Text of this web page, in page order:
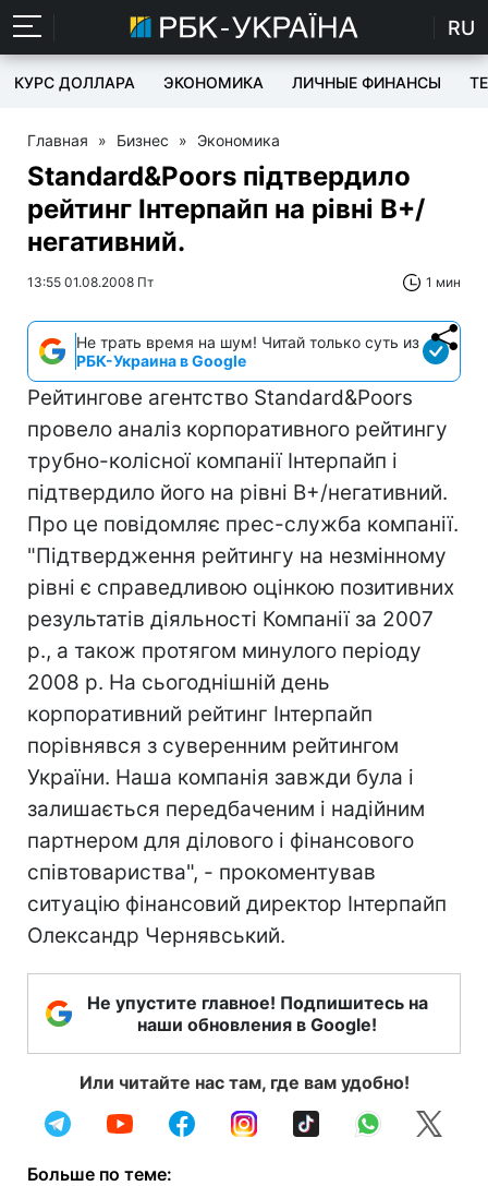
RU
КУРС ДОЛЛАРА ЭКОНОМИКА ЛИЧНЫЕ ФИНАНСЫ
Главная » Бизнес » Экономика
Standard&Рoors підтвердило
рейтинг Інтерпайп на рівні В+/
негативний.
13:55 01.08.2008 Пт 1 мин
Не трать время на шум! Читай только суть из
РБК-Украина в Google
Рейтингове агентство Standard&Рoors
провело аналіз корпоративного рейтингу
трубно-колісної компанії Інтерпайп і
підтвердило його на рівні В+/негативний.
Про це повідомляє прес-служба компанії.
"Підтвердження рейтингу на незмінному
рівні є справедливою оцінкою позитивних
результатів діяльності Компанії за 2007
р., а також протягом минулого періоду
2008 р. На сьогоднішній день
корпоративний рейтинг Інтерпайп
порівнявся з суверенним рейтингом
України. Наша компанія завжди була і
залишається передбаченим і надійним
партнером для ділового і фінансового
співтовариства", - прокоментував
ситуацію фінансовий директор Інтерпайп
Олександр Чернявський.
Не упустите главное! Подпишитесь на
наши обновления в Google!
Или читайте нас там, где вам удобно!
Больше по теме: